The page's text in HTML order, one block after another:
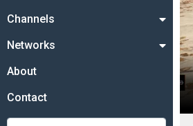
Channels
Networks
About
Contact